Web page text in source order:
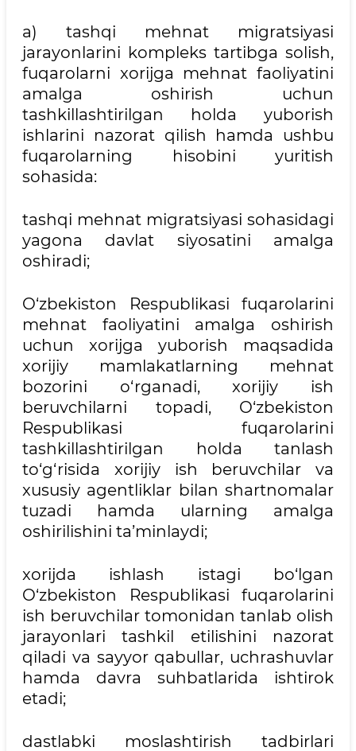
a) tashqi mehnat migratsiyasi
jarayonlarini kompleks tartibga solish,
fuqarolarni xorijga mehnat faoliyatini
amalga oshirish uchun
tashkillashtirilgan holda yuborish
ishlarini nazorat qilish hamda ushbu
fuqarolarning hisobini yuritish
sohasida:
tashqi mehnat migratsiyasi sohasidagi
yagona davlat siyosatini amalga
oshiradi;
O‘zbekiston Respublikasi fuqarolarini
mehnat faoliyatini amalga oshirish
uchun xorijga yuborish maqsadida
xorijiy mamlakatlarning mehnat
bozorini o‘rganadi, xorijiy ish
beruvchilarni topadi, O‘zbekiston
Respublikasi fuqarolarini
tashkillashtirilgan holda tanlash
to‘g‘risida xorijiy ish beruvchilar va
xususiy agentliklar bilan shartnomalar
tuzadi hamda ularning amalga
oshirilishini ta’minlaydi;
xorijda ishlash istagi bo‘lgan
O‘zbekiston Respublikasi fuqarolarini
ish beruvchilar tomonidan tanlab olish
jarayonlari tashkil etilishini nazorat
qiladi va sayyor qabullar, uchrashuvlar
hamda davra suhbatlarida ishtirok
etadi;
dastlabki moslashtirish tadbirlari